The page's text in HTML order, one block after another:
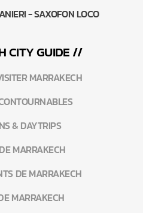
- SAXOFON LOCO
CITY GUIDE //
MARRAKECH
& DAYTRIPS
MARRAKECH
DE MARRAKECH
MARRAKECH